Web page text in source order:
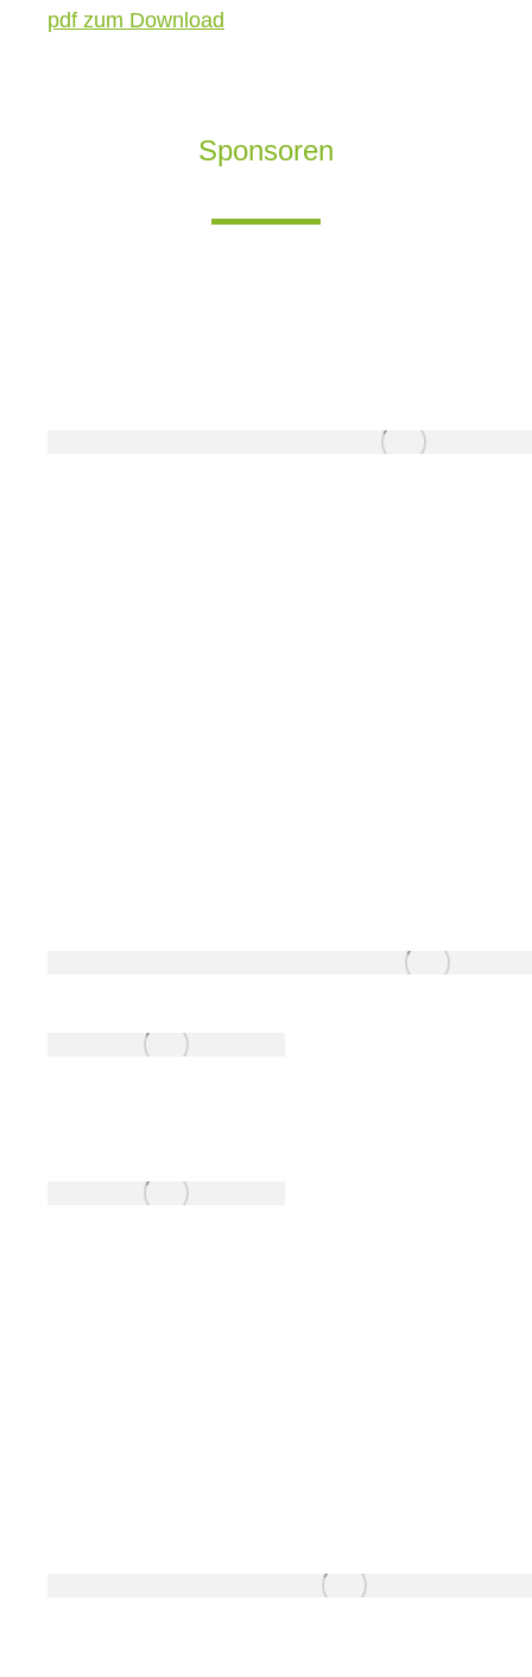
pdf zum Download
Sponsoren